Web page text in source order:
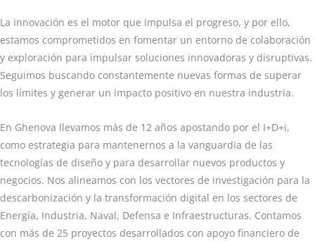
La innovación es el motor que impulsa el progreso, y por ello,
estamos comprometidos en fomentar un entorno de colaboración
y exploración para impulsar soluciones innovadoras y disruptivas.
Seguimos buscando constantemente nuevas formas de superar
los límites y generar un impacto positivo en nuestra industria.
En Ghenova llevamos más de 12 años apostando por el I+D+i,
como estrategia para mantenernos a la vanguardia de las
tecnologías de diseño y para desarrollar nuevos productos y
negocios. Nos alineamos con los vectores de investigación para la
descarbonización y la transformación digital en los sectores de
Energía, Industria, Naval, Defensa e Infraestructuras. Contamos
con más de 25 proyectos desarrollados con apoyo financiero de